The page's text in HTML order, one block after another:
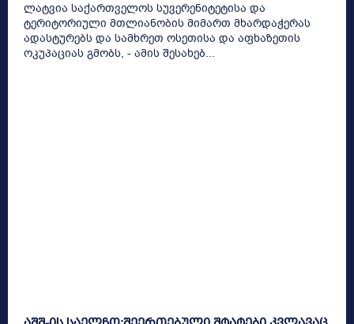
ლატვია საქართველოს სუვერენიტეტისა და
ტერიტორიული მთლიანობის მიმართ მხარდაჭერას
ადასტურებს და სამხრეთ ოსეთისა და აფხაზეთის
ოკუპაციას გმობს, - ამის შესახებ...